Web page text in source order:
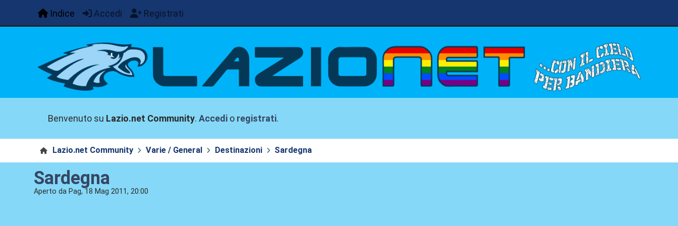
Indice Accedi Registrati
Benvenuto su Lazio.net Community.Accedi o registrati.
Lazio.net Community Varie / General Destinazioni Sardegna
Sardegna
Aperto da Pag, 18 Mag 2011, 20:00